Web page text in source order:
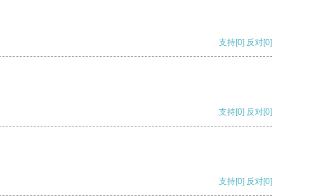
支持[0] 反对[0]
支持[0] 反对[0]
支持[0] 反对[0]